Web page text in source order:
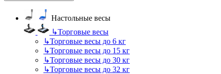
Настольные весы
↳Торговые весы
↳Торговые весы до 6 кг
↳Торговые весы до 15 кг
↳Торговые весы до 30 кг
↳Торговые весы до 32 кг